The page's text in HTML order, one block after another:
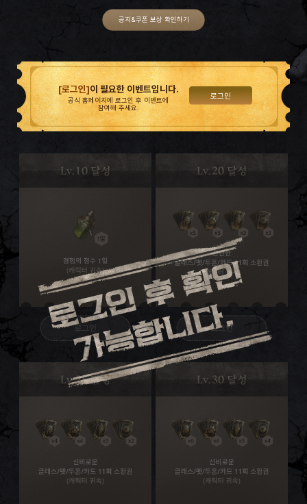
공지&쿠폰 보상 확인하기
[로그인]이 필요한 이벤트입니다.
공식 홈페이지에 로그인 후 이벤트에
참여해 주세요.
로그인